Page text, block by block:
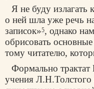
Я не буду излагать
о ней шла уже речь
записок»5, однако
обрисовать
тому читателю,
Формально
учения Л.Н.Толстого